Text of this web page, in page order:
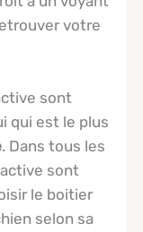
votre
sont
qui est le plus
. Dans tous les
sont
le boitier
selon sa